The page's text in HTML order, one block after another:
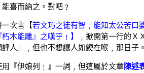
喜而納之。對吧﹖
次言【若文巧之徒有智﹐能知太公苦口
木能雕』之嘆乎﹗】﹐ 掀開第一行的Ｘ
人』﹐但也不想讓人如鯁在喉﹐那日子
『伊娘列﹗』一詞﹐但這屬於文章陳述